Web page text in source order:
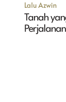
Lalu Azwin
Tanah